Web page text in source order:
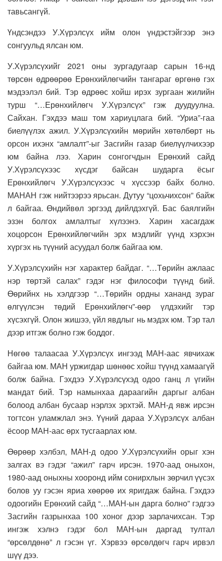
тавьсангүй.
Үндсэндээ У.Хүрэлсүх ийм олон үндэстэйгээр энэ
сонгуульд ялсан юм.
У.Хүрэлсүхийг 2021 оны зургадугаар сарын 16-нд
төрсөн өдрөөрөө Ерөнхийлөгчийн тангараг өргөнө гэх
мэдээлэл бий. Тэр өдрөөс хойш ирэх зургаан жилийн
турш “…Ерөнхийлөгч У.Хүрэлсүх” гэж дуудуулна.
Сайхан. Гэхдээ маш том хариуцлага бий. “Уриа”-гаа
биелүүлэх ажил. У.Хүрэлсүхийн мөрийн хөтөлбөрт нь
орсон ихэнх “амлалт”-ыг Засгийн газар биелүүлчихээр
юм байна лээ. Харин сонгогчдын Ерөнхий сайд
У.Хүрэлсүхээс хүсдэг байсан шударга ёсыг
Ерөнхийлөгч У.Хүрэлсүхээс ч хүссээр байх болно.
МАНАН гэж нийтээрээ ярьсан. Дутуу “цохьчихсон” байж
л байгаа. Өндийвөл эргээд дийлдэхгүй. Бас баялгийн
эзэн болгох амлалтыг хүлээнэ. Харин хасагдаж
хоцорсон Ерөнхийлөгчийн эрх мэдлийг үүнд хэрхэн
хүргэх нь түүний асуудал болж байгаа юм.
У.Хүрэлсүхийн нэг характер байдаг. “…Төрийн ажлаас
нэр төртэй салах” гэдэг нэг философи түүнд бий.
Өөрийнх нь хэлдгээр “…Төрийн ордны хананд зураг
өлгүүлсэн төдий Ерөнхийлөгч”-өөр үлдэхийг тэр
хүсэхгүй. Олон жишээ, үйл явдлыг нь мэдэх юм. Тэр тал
дээр итгэж болно гэж боддог.
Нөгөө талаасаа У.Хүрэлсүх ингээд МАН-аас явчихаж
байгаа юм. МАН уржигдар шөнөөс хойш түүнд хамаагүй
болж байна. Гэхдээ У.Хүрэлсүхэд одоо ганц л үгийн
мандат бий. Тэр намынхаа дараагийн даргыг албан
болоод албан бусаар нэрлэх эрхтэй. МАН-д явж ирсэн
тогтсон уламжлал энэ. Үүний дараа У.Хүрэлсүх албан
ёсоор МАН-аас өрх тусгаарлах юм.
Өөрөөр хэлбэл, МАН-д одоо У.Хүрэлсүхийн орыг хэн
залгах вэ гэдэг “ажил” гарч ирсэн. 1970-аад оныхон,
1980-аад оныхны хооронд ийм сонирхлын зөрчил үүсэх
болов уу гэсэн яриа хөөрөө их яригдаж байна. Гэхдээ
одоогийн Ерөнхий сайд “…МАН-ын дарга болно” гэдгээ
Засгийн газрынхаа 100 хоног дээр зарлачихсан. Тэр
ингэж хэлнэ гэдэг бол МАН-ын даргад тултал
“өрсөлдөнө” л гэсэн үг. Хэрвээ өрсөлдөгч гарч ирвэл
шүү дээ.